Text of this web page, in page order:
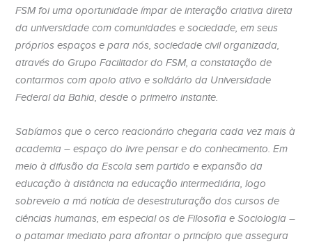
FSM foi uma oportunidade ímpar de interação criativa direta
da universidade com comunidades e sociedade, em seus
próprios espaços e para nós, sociedade civil organizada,
através do Grupo Facilitador do FSM, a constatação de
contarmos com apoio ativo e solidário da Universidade
Federal da Bahia, desde o primeiro instante.
Sabíamos que o cerco reacionário chegaria cada vez mais à
academia – espaço do livre pensar e do conhecimento. Em
meio à difusão da Escola sem partido e expansão da
educação à distância na educação intermediária, logo
sobreveio a má notícia de desestruturação dos cursos de
ciências humanas, em especial os de Filosofia e Sociologia –
o patamar imediato para afrontar o princípio que assegura